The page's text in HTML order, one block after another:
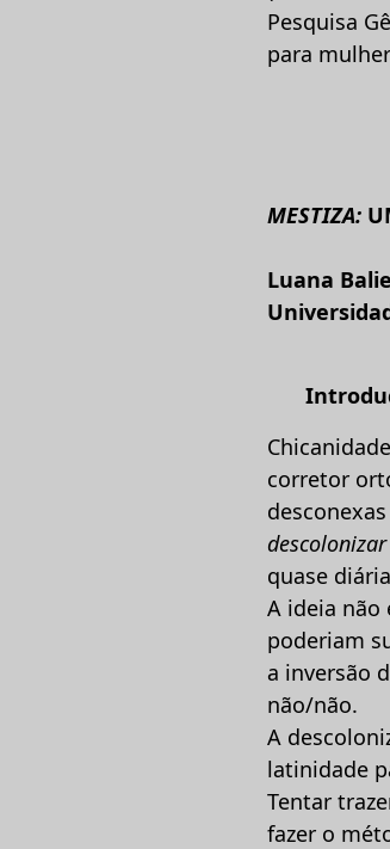
Pesquisa
para
MESTIZA:
Luana
corretor
quase
A ideia não
poderiam
a inversão
não/não.
A
latinidade
Tentar
fazer o